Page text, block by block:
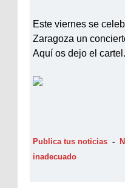
Este viernes se
Zaragoza un
Aquí os dejo el cartel.
Publica tus noticias -
inadecuado